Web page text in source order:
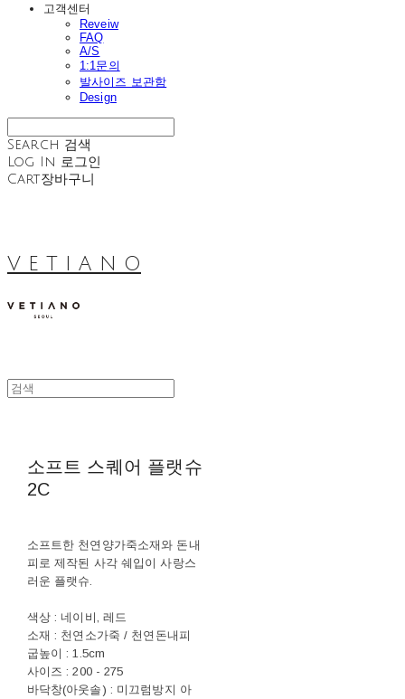
고객센터
Reveiw
FAQ
A/S
1:1문의
발사이즈 보관함
Design
Search 검색
Log In 로그인
Cart장바구니
V E T I A N O
소프트 스퀘어 플랫슈
2C
소프트한 천연양가죽소재와 돈내
피로 제작된 사각 쉐입이 사랑스
러운 플랫슈.
색상 : 네이비, 레드
소재 : 천연소가죽 / 천연돈내피
굽높이 : 1.5cm
사이즈 : 200 - 275
바닥창(아웃솔) : 미끄럼방지 아